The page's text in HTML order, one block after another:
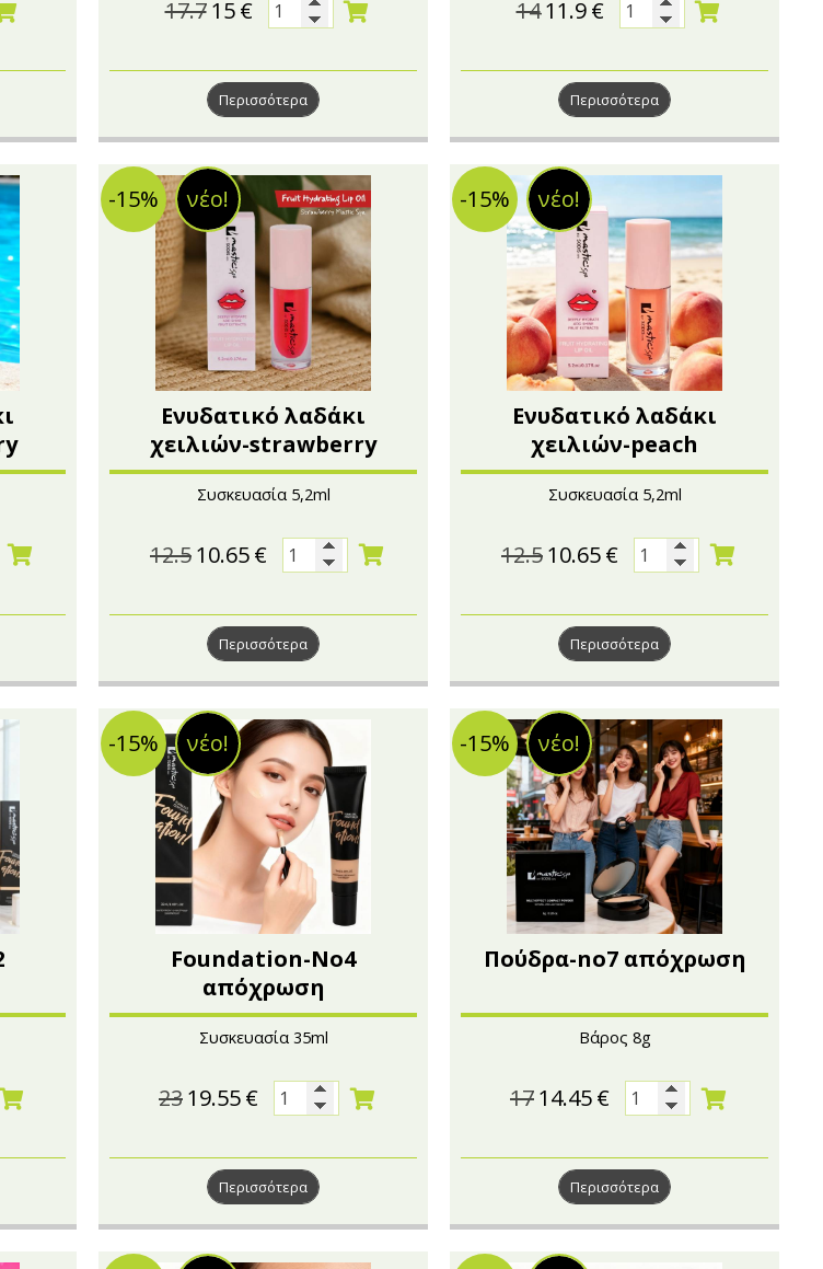
17.7 15 €
Περισσότερα
14 11.9 €
Περισσότερα
Ενυδατικό λαδάκι
χειλιών-strawberry
Συσκευασία 5,2ml
12.510.65€
Περισσότερα
-15% νέο!
Ενυδατικό λαδάκι
χειλιών-peach
Συσκευασία 5,2ml
12.510.65€
Περισσότερα
-15% νέο!
Foundation-No4
απόχρωση
Συσκευασία 35ml
2319.55€
Περισσότερα
-15% νέο!
Πούδρα-no7 απόχρωση
Βάρος 8g
1714.45€
Περισσότερα
-15% νέο!